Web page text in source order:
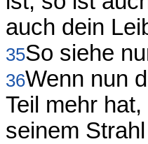
auch dein
35So siehe
36Wenn nun
Teil mehr
seinem